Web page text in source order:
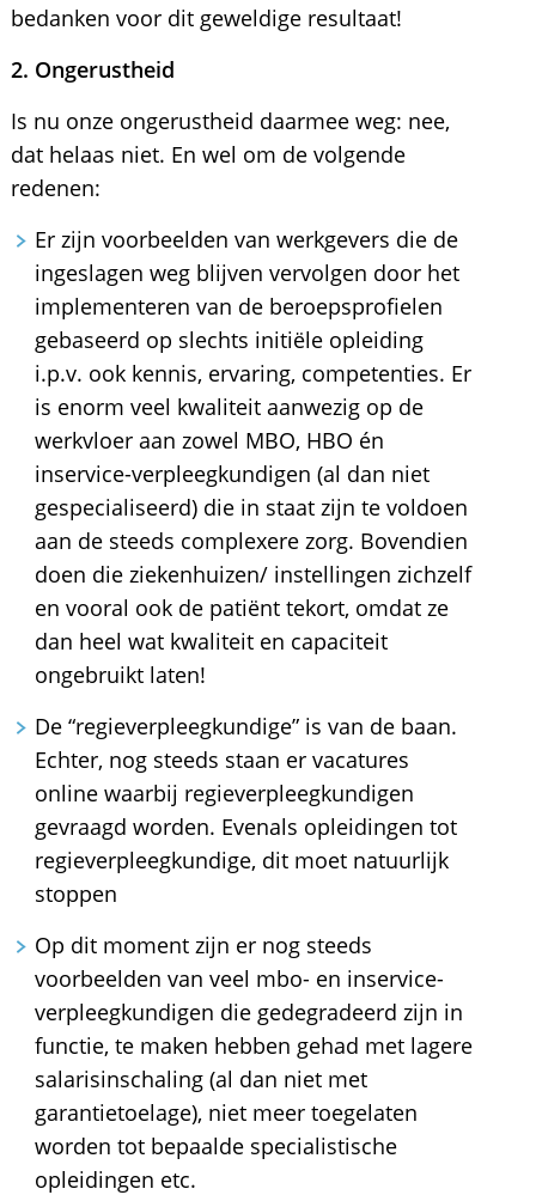
bedanken voor dit geweldige resultaat!
2. Ongerustheid
Is nu onze ongerustheid daarmee weg: nee,
dat helaas niet. En wel om de volgende
redenen:
Er zijn voorbeelden van werkgevers die de
ingeslagen weg blijven vervolgen door het
implementeren van de beroepsprofielen
gebaseerd op slechts initiële opleiding
i.p.v. ook kennis, ervaring, competenties. Er
is enorm veel kwaliteit aanwezig op de
werkvloer aan zowel MBO, HBO én
inservice-verpleegkundigen (al dan niet
gespecialiseerd) die in staat zijn te voldoen
aan de steeds complexere zorg. Bovendien
doen die ziekenhuizen/ instellingen zichzelf
en vooral ook de patiënt tekort, omdat ze
dan heel wat kwaliteit en capaciteit
ongebruikt laten!
De “regieverpleegkundige” is van de baan.
Echter, nog steeds staan er vacatures
online waarbij regieverpleegkundigen
gevraagd worden. Evenals opleidingen tot
regieverpleegkundige, dit moet natuurlijk
stoppen
Op dit moment zijn er nog steeds
voorbeelden van veel mbo- en inservice-
verpleegkundigen die gedegradeerd zijn in
functie, te maken hebben gehad met lagere
salarisinschaling (al dan niet met
garantietoelage), niet meer toegelaten
worden tot bepaalde specialistische
opleidingen etc.